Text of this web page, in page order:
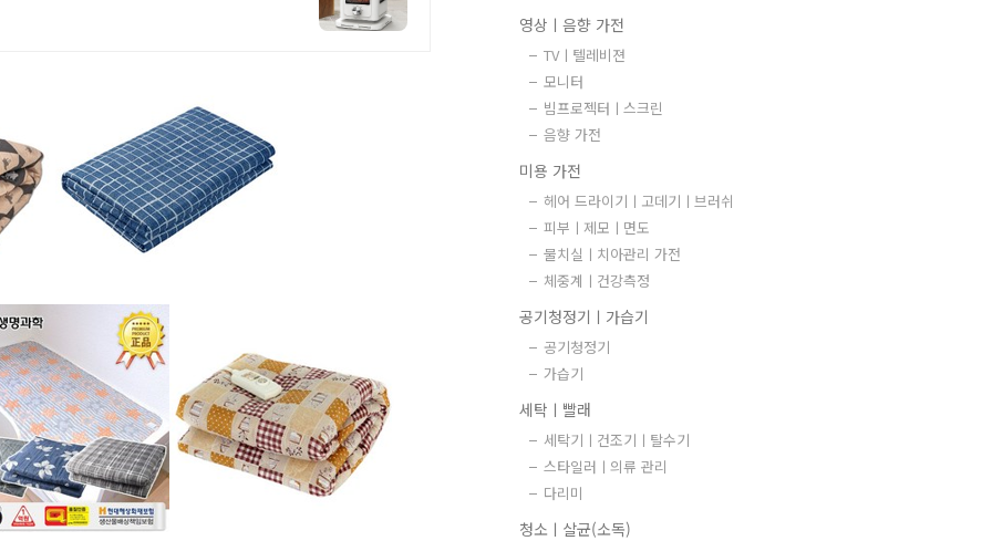
영상ㅣ음향 가전
TVㅣ텔레비젼
모니터
빔프로젝터ㅣ스크린
음향 가전
미용 가전
헤어 드라이기ㅣ고데기ㅣ브러쉬
피부ㅣ제모ㅣ면도
물치실ㅣ치아관리 가전
체중계ㅣ건강측정
공기청정기ㅣ가습기
공기청정기
가습기
세탁ㅣ빨래
세탁기ㅣ건조기ㅣ탈수기
스타일러ㅣ의류 관리
다리미
청소ㅣ살균(소독)